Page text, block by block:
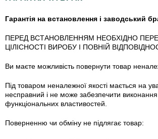
Гарантія на встановлення і заводський
ПЕРЕД ВСТАНОВЛЕННЯМ НЕОБХІДНО
ЦІЛІСНОСТІ ВИРОБУ І ПОВНІЙ
Ви маєте можливість повернути товар
Під товаром неналежної якості мається на
несправний і не може забезпечити виконання
функціональних властивостей.
Поверненню чи обміну не підлягає товар: